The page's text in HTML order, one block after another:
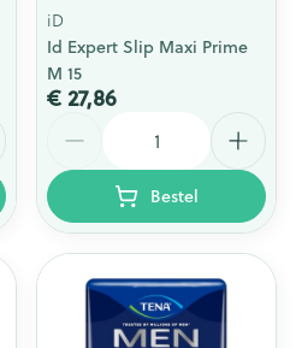
iD
Id Expert Slip Maxi Prime
M 15
€ 27,86
Bestel